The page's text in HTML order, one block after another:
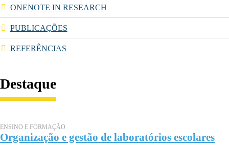
ONENOTE IN RESEARCH
PUBLICAÇÕES
REFERÊNCIAS
Destaque
ENSINO E FORMAÇÃO
Organização e gestão de laboratórios escolares